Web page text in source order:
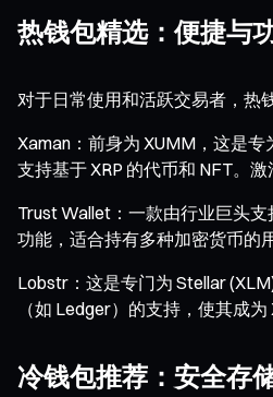
热钱包精选：便捷与
对于日常使用和活跃交易者，热
Xaman：前身为 XUMM，这是
支持基于 XRP 的代币和 NFT。
Trust Wallet：一款由行业巨头
功能，适合持有多种加密货币的用
Lobstr：这是专门为 Stellar
（如 Ledger）的支持，使其成为
冷钱包推荐：安全存